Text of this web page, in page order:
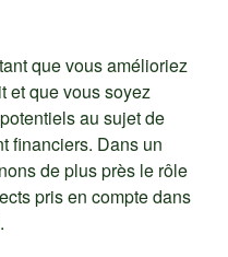
que vous amélioriez
et que vous soyez
au sujet de
financiers. Dans un
de plus près le rôle
pris en compte dans